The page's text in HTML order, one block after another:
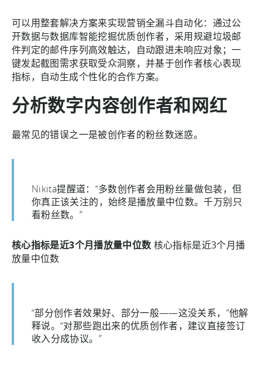
可以用整套解决方案来实现营销全漏斗自动化：通过公
开数据与数据库智能挖掘优质创作者，采用规避垃圾邮
件判定的邮件序列高效触达，自动跟进未响应对象；一
键发起截图需求获取受众洞察，并基于创作者核心表现
指标，自动生成个性化的合作方案。
分析数字内容创作者和网红
最常见的错误之一是被创作者的粉丝数迷惑。
Nikita提醒道：“多数创作者会用粉丝量做包装，但
你真正该关注的，始终是播放量中位数。千万别只
看粉丝数。”
核心指标是近3个月播放量中位数 核心指标是近3个月播
放量中位数
“部分创作者效果好、部分一般——这没关系，”他解
释说。“对那些跑出来的优质创作者，建议直接签订
收入分成协议。”